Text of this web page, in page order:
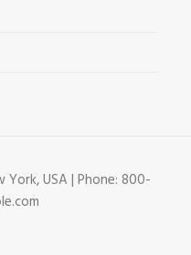
York, USA | Phone: 800-